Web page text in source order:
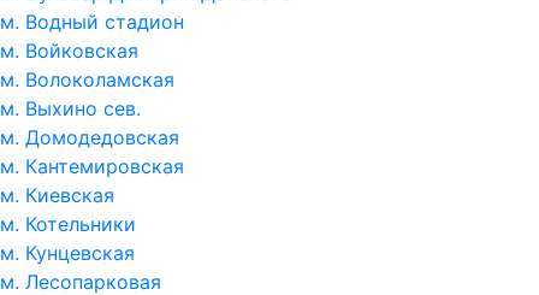
м. Водный стадион
м. Войковская
м. Волоколамская
м. Выхино сев.
м. Домодедовская
м. Кантемировская
м. Киевская
м. Котельники
м. Кунцевская
м. Лесопарковая